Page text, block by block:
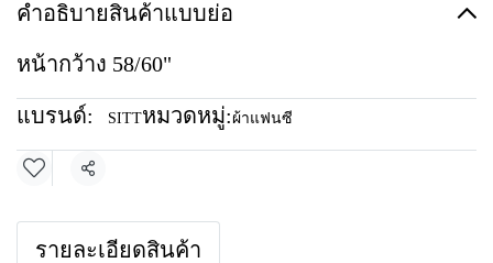
คำอธิบายสินค้าแบบย่อ
หน้ากว้าง 58/60"
แบรนด์: SITTหมวดหมู่: ผ้าแฟนซี
แชร์
รายละเอียดสินค้า